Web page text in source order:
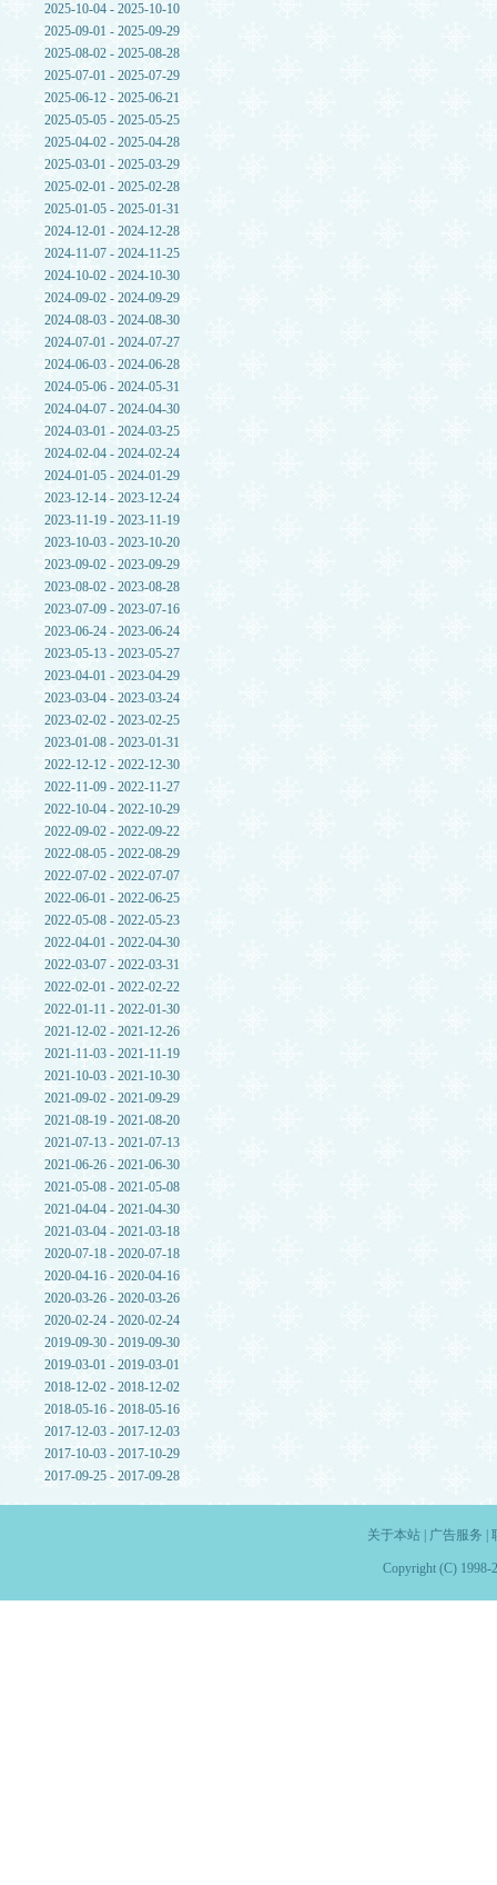
2025-10-04 - 2025-10-10
2025-09-01 - 2025-09-29
2025-08-02 - 2025-08-28
2025-07-01 - 2025-07-29
2025-06-12 - 2025-06-21
2025-05-05 - 2025-05-25
2025-04-02 - 2025-04-28
2025-03-01 - 2025-03-29
2025-02-01 - 2025-02-28
2025-01-05 - 2025-01-31
2024-12-01 - 2024-12-28
2024-11-07 - 2024-11-25
2024-10-02 - 2024-10-30
2024-09-02 - 2024-09-29
2024-08-03 - 2024-08-30
2024-07-01 - 2024-07-27
2024-06-03 - 2024-06-28
2024-05-06 - 2024-05-31
2024-04-07 - 2024-04-30
2024-03-01 - 2024-03-25
2024-02-04 - 2024-02-24
2024-01-05 - 2024-01-29
2023-12-14 - 2023-12-24
2023-11-19 - 2023-11-19
2023-10-03 - 2023-10-20
2023-09-02 - 2023-09-29
2023-08-02 - 2023-08-28
2023-07-09 - 2023-07-16
2023-06-24 - 2023-06-24
2023-05-13 - 2023-05-27
2023-04-01 - 2023-04-29
2023-03-04 - 2023-03-24
2023-02-02 - 2023-02-25
2023-01-08 - 2023-01-31
2022-12-12 - 2022-12-30
2022-11-09 - 2022-11-27
2022-10-04 - 2022-10-29
2022-09-02 - 2022-09-22
2022-08-05 - 2022-08-29
2022-07-02 - 2022-07-07
2022-06-01 - 2022-06-25
2022-05-08 - 2022-05-23
2022-04-01 - 2022-04-30
2022-03-07 - 2022-03-31
2022-02-01 - 2022-02-22
2022-01-11 - 2022-01-30
2021-12-02 - 2021-12-26
2021-11-03 - 2021-11-19
2021-10-03 - 2021-10-30
2021-09-02 - 2021-09-29
2021-08-19 - 2021-08-20
2021-07-13 - 2021-07-13
2021-06-26 - 2021-06-30
2021-05-08 - 2021-05-08
2021-04-04 - 2021-04-30
2021-03-04 - 2021-03-18
2020-07-18 - 2020-07-18
2020-04-16 - 2020-04-16
2020-03-26 - 2020-03-26
2020-02-24 - 2020-02-24
2019-09-30 - 2019-09-30
2019-03-01 - 2019-03-01
2018-12-02 - 2018-12-02
2018-05-16 - 2018-05-16
2017-12-03 - 2017-12-03
2017-10-03 - 2017-10-29
2017-09-25 - 2017-09-28
关于本站| 广告服务
Copyright (C) 1998-